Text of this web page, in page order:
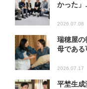
かった
2026.07.08
瑞穂屋の
母である
2026.07.17
平埜生成